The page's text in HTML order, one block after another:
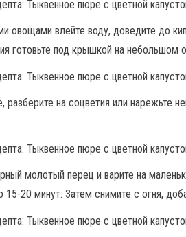
овощами влейте воду, доведите до
готовьте под крышкой на небольшом
разберите на соцветия или нарежьте
молотый перец и варите на
15-20 минут. Затем снимите с огня,